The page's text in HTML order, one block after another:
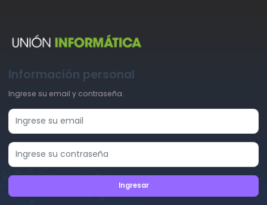
Información personal
Ingrese su email y contraseña.
Ingresar